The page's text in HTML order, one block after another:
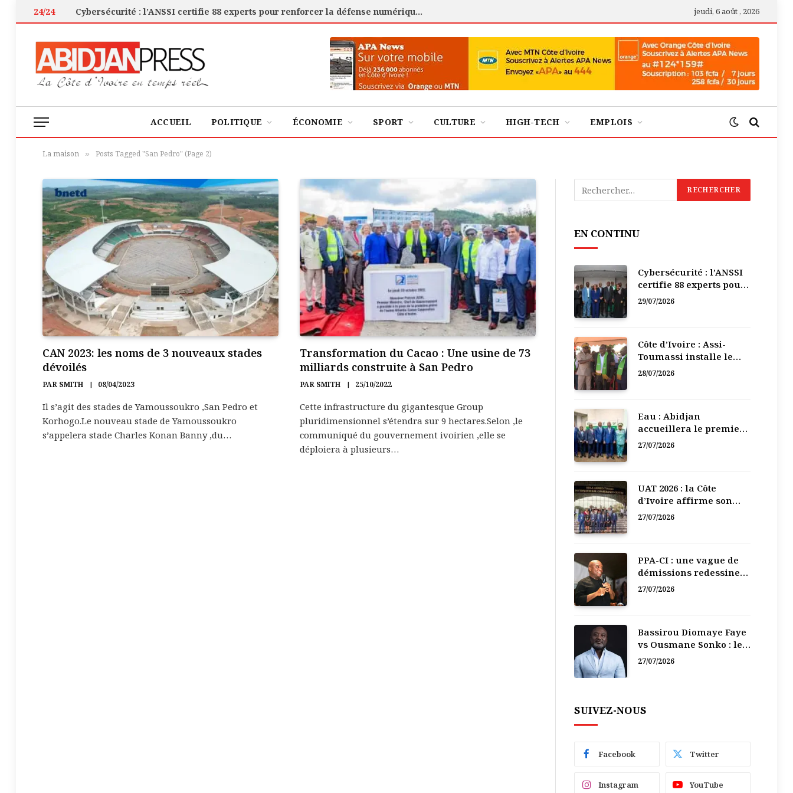
24/24 Cybersécurité : l’ANSSI certifie 88 experts pour renforcer la défense numérique de la Côte d’Ivoire jeudi, 6 août , 2026
ACCUEIL POLITIQUE ÉCONOMIE SPORT CULTURE HIGH-TECH EMPLOIS
La maison » Posts Tagged "San Pedro" (Page 2)
CAN 2023: les noms de 3 nouveaux stades
dévoilés
PAR SMITH 08/04/2023
Il s’agit des stades de Yamoussoukro ,San Pedro et
Korhogo.Le nouveau stade de Yamoussoukro
s’appelera stade Charles Konan Banny ,du…
Transformation du Cacao : Une usine de 73
milliards construite à San Pedro
PAR SMITH 25/10/2022
Cette infrastructure du gigantesque Group
pluridimensionnel s’étendra sur 9 hectares.Selon ,le
communiqué du gouvernement ivoirien ,elle se
déploiera à plusieurs…
EN CONTINU
Cybersécurité : l’ANSSI
certifie 88 experts pour
renforcer la défense
29/07/2026
Côte d’Ivoire : Assi-
Toumassi installe le
bureau exécutif de sa
28/07/2026
Eau : Abidjan
accueillera le premier
Forum régional de
27/07/2026
UAT 2026 : la Côte
d’Ivoire affirme son
leadership numérique
27/07/2026
PPA-CI : une vague de
démissions redessine
la recomposition
27/07/2026
Bassirou Diomaye Faye
vs Ousmane Sonko : le
vacarme du pouvoir ne
27/07/2026
SUIVEZ-NOUS
Facebook Twitter
Instagram YouTube